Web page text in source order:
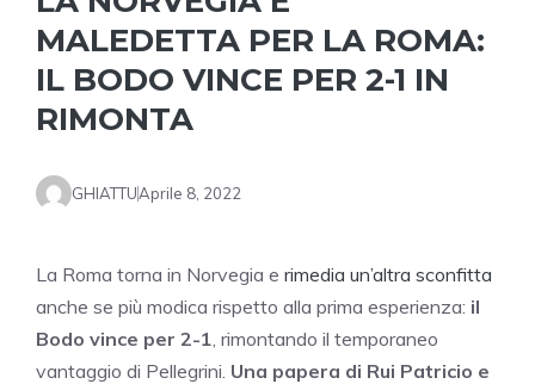
MALEDETTA PER LA ROMA:
IL BODO VINCE PER 2-1 IN
RIMONTA
GHIATTUAprile 8, 2022
La Roma torna in Norvegia e rimedia un’altra sconfitta
anche se più modica rispetto alla prima esperienza: il
Bodo vince per 2-1, rimontando il temporaneo
vantaggio di Pellegrini. Una papera di Rui Patricio e